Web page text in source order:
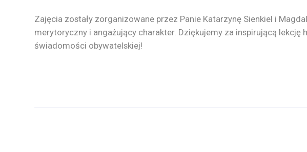
Zajęcia zostały zorganizowane przez Panie Katarzynę Sienkiel i
merytoryczny i angażujący charakter. Dziękujemy za inspirującą lekcję
świadomości obywatelskiej!